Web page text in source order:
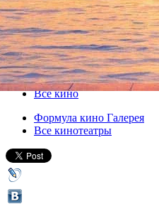
молодым
07 октября 2011, пятница,21.00
Версия для печати
Все кино
Формула кино Галерея
Все кинотеатры